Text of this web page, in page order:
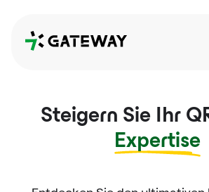
QRGateway
Steigern Sie Ihr
Expertise